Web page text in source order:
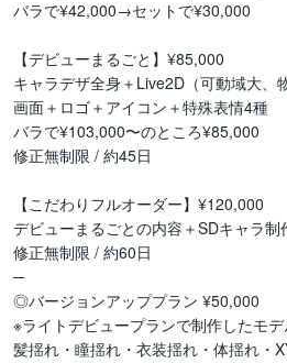
バラで¥42,000→セットで¥30,000
【デビューまるごと】¥85,000
キャラデザ全身＋Live2D（可動域大、
画面＋ロゴ＋アイコン＋特殊表情4種
バラで¥103,000〜のところ¥85,000
修正無制限 / 約45日
【こだわりフルオーダー】¥120,000
デビューまるごとの内容＋SDキャラ制
修正無制限 / 約60日
─
◎バージョンアッププラン ¥50,000
※ライトデビュープランで制作したモ
髪揺れ・瞳揺れ・衣装揺れ・体揺れ・